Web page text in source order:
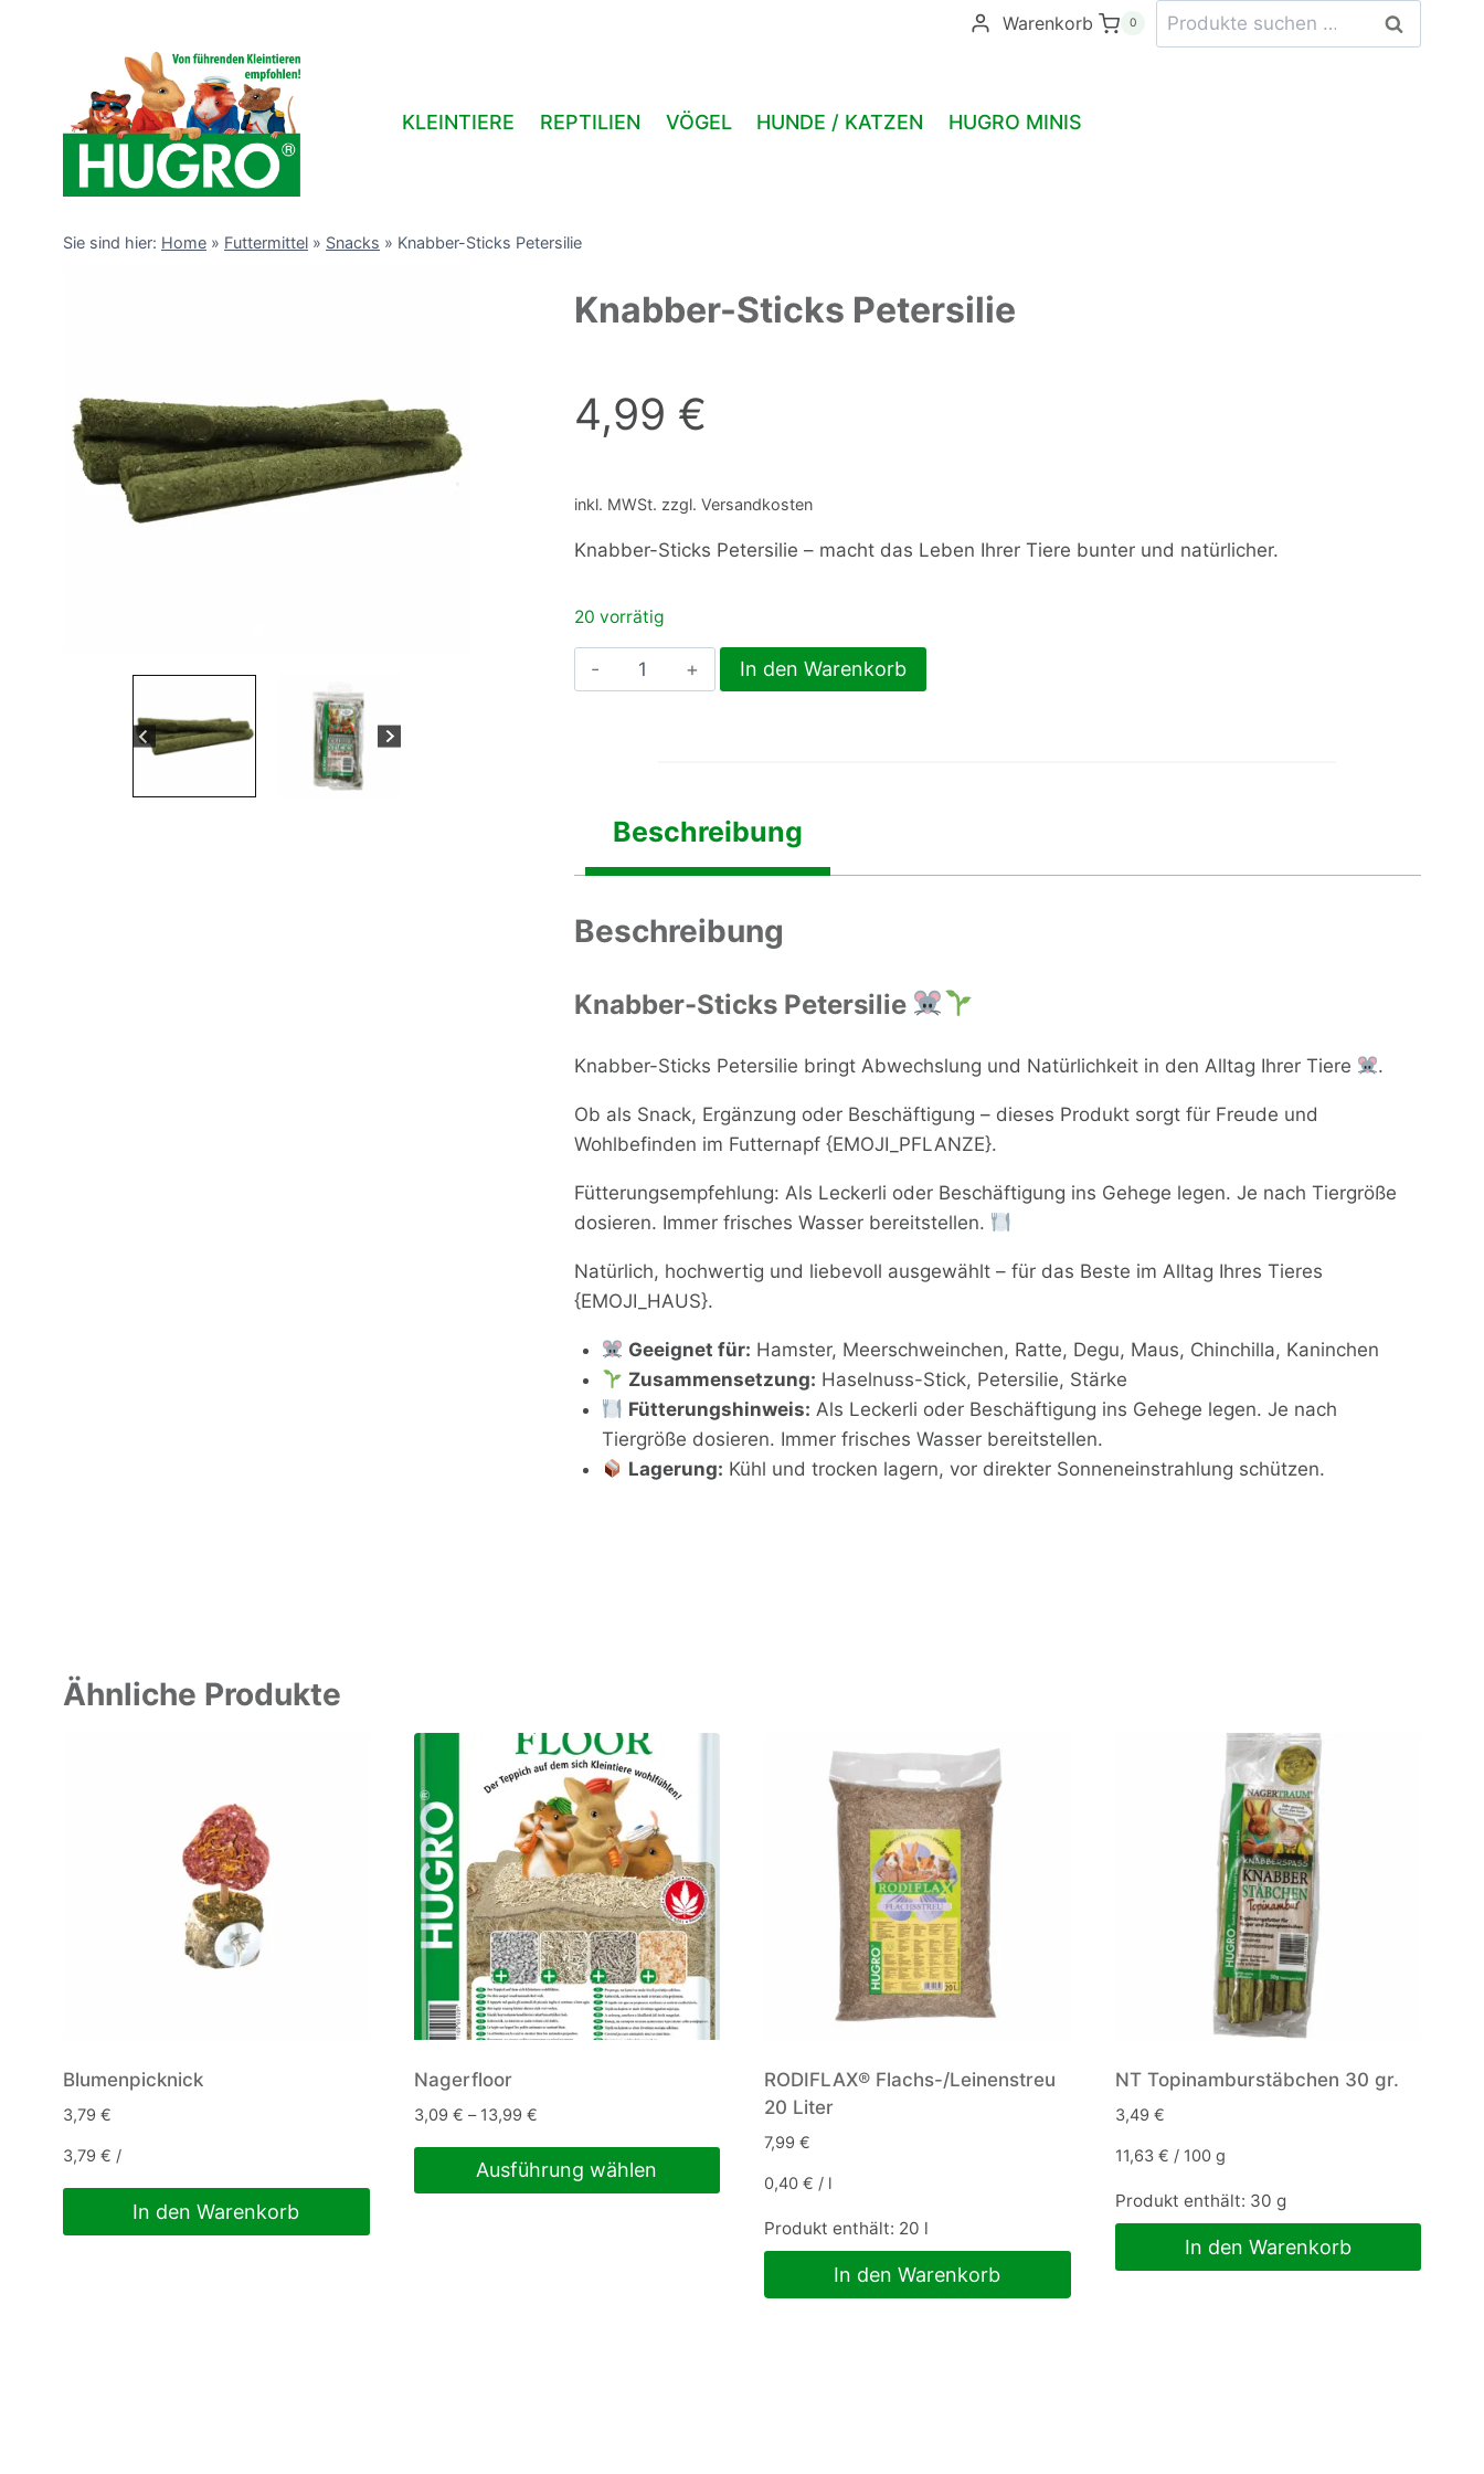
Warenkorb 0
Suchen
nach:
Suchen
KLEINTIERE REPTILIEN VÖGEL HUNDE / KATZEN HUGRO MINIS
Sie sind hier: Home » Futtermittel » Snacks » Knabber-Sticks Petersilie
Knabber-Sticks Petersilie
4,99 €
inkl. MWSt. zzgl. Versandkosten
Knabber-Sticks Petersilie – macht das Leben Ihrer Tiere bunter und natürlicher.
20 vorrätig
Knabber-
Sticks
In den Warenkorb
Beschreibung
Beschreibung
Knabber-Sticks Petersilie
Knabber-Sticks Petersilie bringt Abwechslung und Natürlichkeit in den Alltag Ihrer Tiere .
Ob als Snack, Ergänzung oder Beschäftigung – dieses Produkt sorgt für Freude und
Wohlbefinden im Futternapf {EMOJI_PFLANZE}.
Fütterungsempfehlung: Als Leckerli oder Beschäftigung ins Gehege legen. Je nach Tiergröße
dosieren. Immer frisches Wasser bereitstellen.
Natürlich, hochwertig und liebevoll ausgewählt – für das Beste im Alltag Ihres Tieres
{EMOJI_HAUS}.
Geeignet für: Hamster, Meerschweinchen, Ratte, Degu, Maus, Chinchilla, Kaninchen
Zusammensetzung: Haselnuss-Stick, Petersilie, Stärke
Fütterungshinweis: Als Leckerli oder Beschäftigung ins Gehege legen. Je nach
Tiergröße dosieren. Immer frisches Wasser bereitstellen.
Lagerung: Kühl und trocken lagern, vor direkter Sonneneinstrahlung schützen.
Ähnliche Produkte
Blumenpicknick
3,79 €
3,79 € /
In den Warenkorb
Nagerfloor
3,09 € – 13,99 €
Ausführung wählen
RODIFLAX® Flachs-/Leinenstreu
20 Liter
7,99 €
0,40 € / l
Produkt enthält: 20 l
In den Warenkorb
NT Topinamburstäbchen 30 gr.
3,49 €
11,63 € / 100 g
Produkt enthält: 30 g
In den Warenkorb
Petersilie
Menge